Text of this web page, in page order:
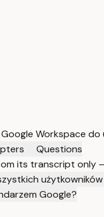
Workspace
Questions
its transcript only
Google?